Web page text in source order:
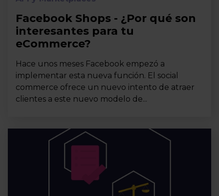
Facebook Shops - ¿Por qué son
interesantes para tu
eCommerce?
Hace unos meses Facebook empezó a
implementar esta nueva función. El social
commerce ofrece un nuevo intento de atraer
clientes a este nuevo modelo de...